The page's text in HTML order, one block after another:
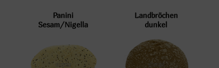
Panini
Sesam/Nigella
Landbröchen
dunkel